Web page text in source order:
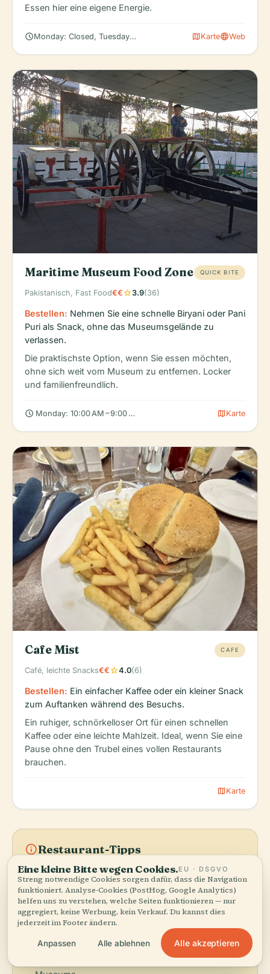
Essen hier eine eigene Energie.
scheduleMonday: Closed, Tuesday: 1:00 – 11:00 PM, Wednesday: 1:00 –
mapKartelanguageWeb
Maritime Museum Food Zone QUICK BITE
Pakistanisch, Fast Food€€star3.9(36)
Bestellen: Nehmen Sie eine schnelle Biryani oder Pani
Puri als Snack, ohne das Museumsgelände zu
verlassen.
Die praktischste Option, wenn Sie essen möchten,
ohne sich weit vom Museum zu entfernen. Locker
und familienfreundlich.
schedule Monday: 10:00 AM – 9:00 PM, Tuesday: 10:00 AM – 9:00 PM,
mapKarte
Cafe Mist CAFE
Café, leichte Snacks€€star4.0(6)
Bestellen: Ein einfacher Kaffee oder ein kleiner Snack
zum Auftanken während des Besuchs.
Ein ruhiger, schnörkelloser Ort für einen schnellen
Kaffee oder eine leichte Mahlzeit. Ideal, wenn Sie eine
Pause ohne den Trubel eines vollen Restaurants
brauchen.
mapKarte
infoRestaurant-Tipps
checkBiryani nach Karatschi-Art enthält oft Kartoffeln
und hat eine eigene Gewürzbalance im Vergleich
zur Biryani aus Lahore.
checkNihari ist ein langsam geschmorter
Rindfleischeintopf, den man am besten zum
Für eine große pakistanische Auswahl probieren
Eine kleine Bitte wegen Cookies.EU · DSGVO
Streng notwendige Cookies sorgen dafür, dass die Navigation
funktioniert. Analyse-Cookies (PostHog, Google Analytics)
helfen uns zu verstehen, welche Seiten funktionieren — nur
aggregiert, keine Werbung, kein Verkauf. Du kannst dies
jederzeit im Footer ändern.
Anpassen Alle ablehnen Alle akzeptieren